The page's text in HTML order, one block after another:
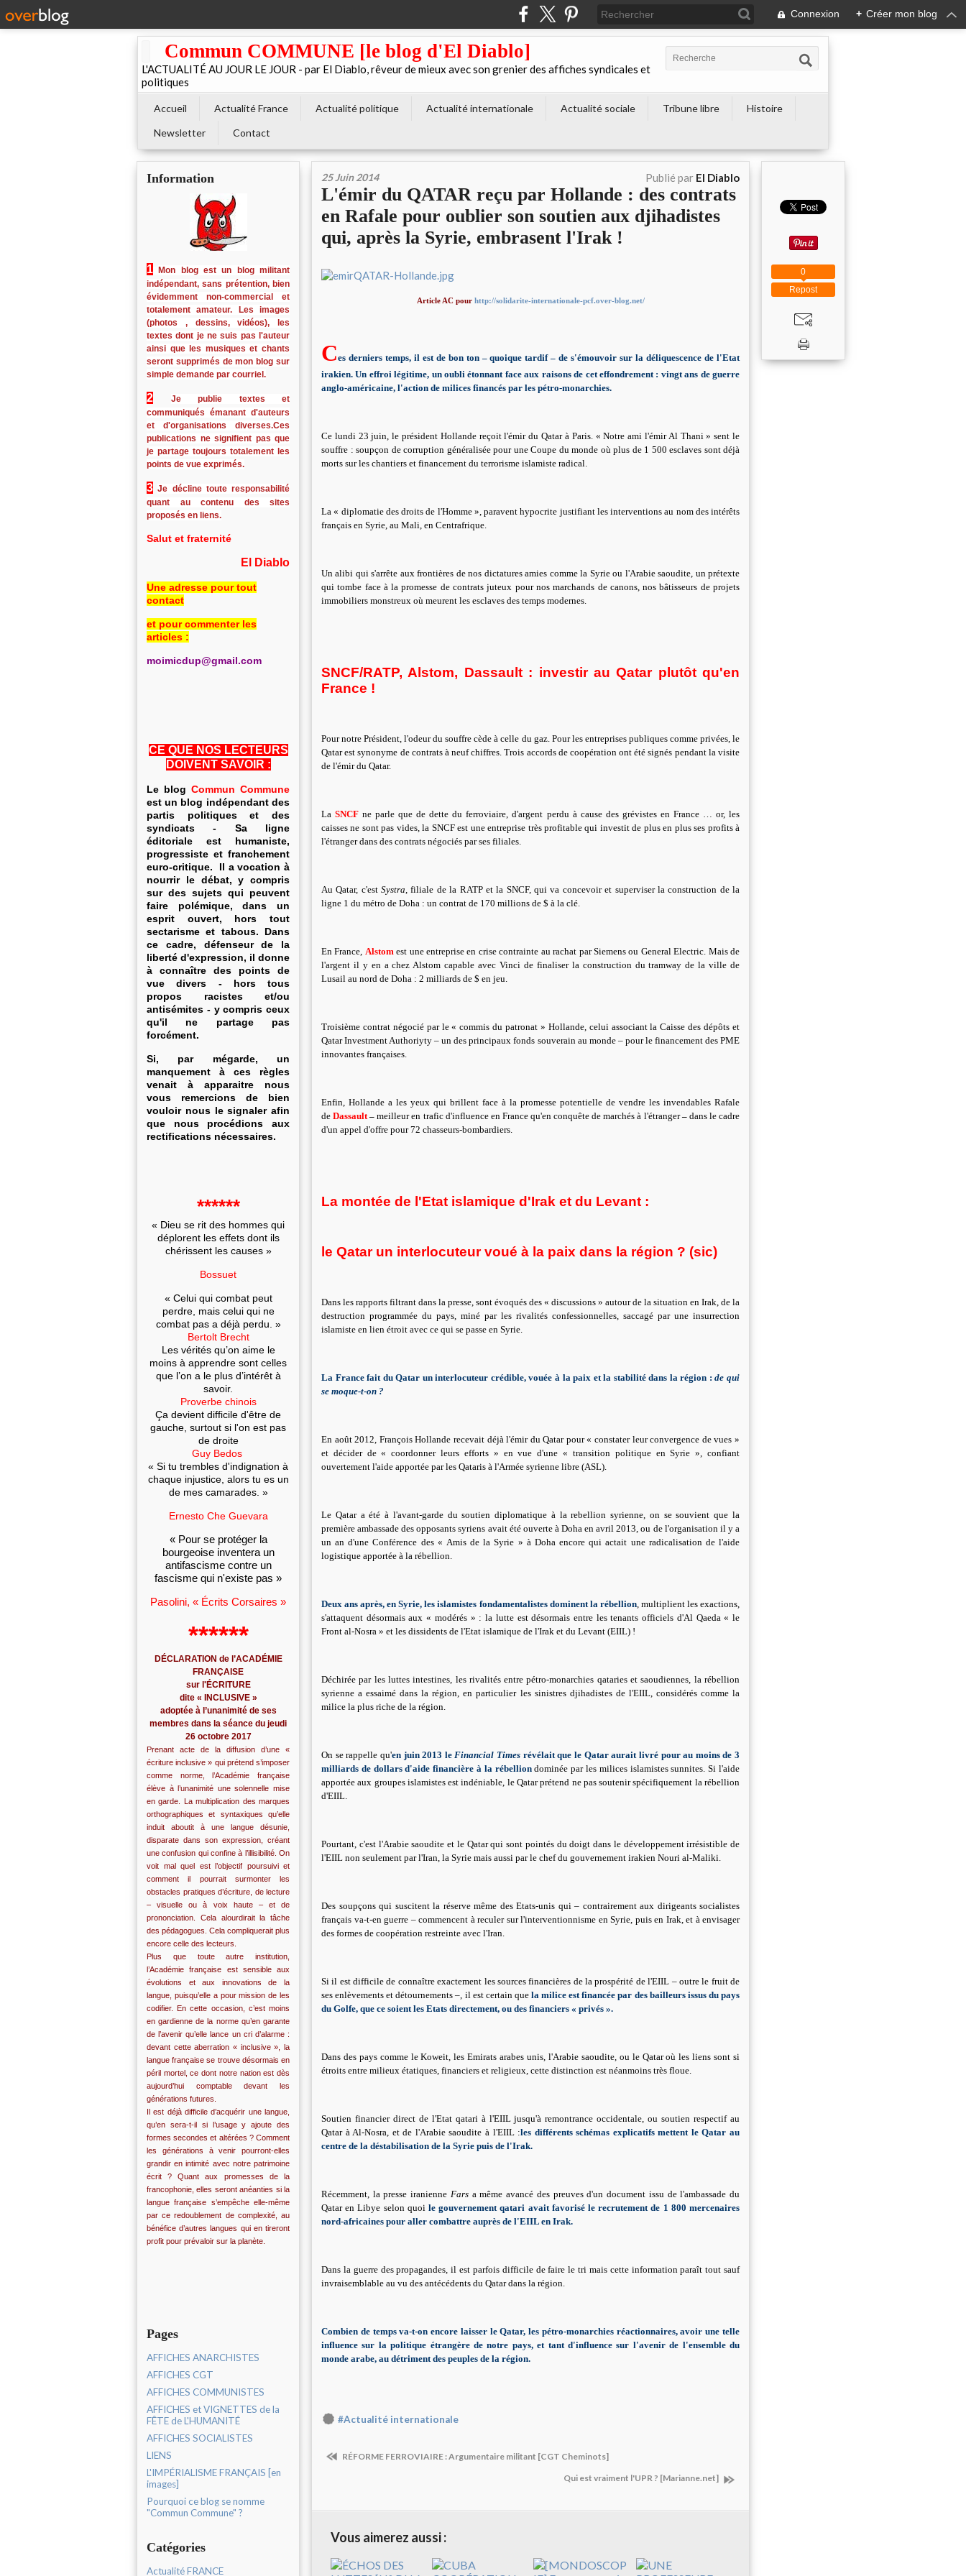
Connexion + Créer mon blog
Commun COMMUNE [le blog d'El Diablo]
L'ACTUALITÉ AU JOUR LE JOUR - par El Diablo, rêveur de mieux avec son grenier des affiches syndicales et
politiques
Accueil Actualité France Actualité politique Actualité internationale Actualité sociale Tribune libre
Histoire
Newsletter
Contact
Information
1
Mon blog est un blog militant
indépendant, sans prétention, bien
évidemment non-commercial et
totalement amateur. Les images
(photos , dessins, vidéos), les
textes dont je ne suis pas l'auteur
ainsi que les musiques et chants
seront supprimés de mon blog sur
simple demande par courriel.
2
Je publie textes et
communiqués émanant d'auteurs
et d'organisations diverses.Ces
publications ne signifient pas que
je partage toujours totalement les
points de vue exprimés.
3 Je décline toute responsabilité
quant au contenu des sites
proposés en liens.
Salut et fraternité
El Diablo
Une adresse pour tout
contact
et pour commenter les
articles :
moimicdup@gmail.com
CE QUE NOS LECTEURS
DOIVENT SAVOIR :
Le blog Commun Commune
est un blog indépendant des
partis politiques et des
syndicats - Sa ligne
éditoriale est humaniste,
progressiste et franchement
euro-critique. Il a vocation à
nourrir le débat, y compris
sur des sujets qui peuvent
faire polémique, dans un
esprit ouvert, hors tout
sectarisme et tabous. Dans
ce cadre, défenseur de la
liberté d'expression, il donne
à connaître des points de
vue divers - hors tous
propos racistes et/ou
antisémites - y compris ceux
qu'il ne partage pas
forcément.
Si, par mégarde, un
manquement à ces règles
venait à apparaitre nous
vous remercions de bien
vouloir nous le signaler afin
que nous procédions aux
rectifications nécessaires.
******
« Dieu se rit des hommes qui
déplorent les effets dont ils
chérissent les causes »
Bossuet
« Celui qui combat peut
perdre, mais celui qui ne
combat pas a déjà perdu. »
Bertolt Brecht
Les vérités qu’on aime le
moins à apprendre sont celles
que l’on a le plus d’intérêt à
savoir.
Proverbe chinois
Ça devient difficile d'être de
gauche, surtout si l'on est pas
de droite
Guy Bedos
« Si tu trembles d'indignation à
chaque injustice, alors tu es un
de mes camarades. »
Ernesto Che Guevara
« Pour se protéger la
bourgeoise inventera un
antifascisme contre un
fascisme qui n'existe pas »
Pasolini, « Écrits Corsaires »
******
DÉCLARATION de l’ACADÉMIE
FRANÇAISE
sur l'ÉCRITURE
dite « INCLUSIVE »
adoptée à l’unanimité de ses
membres dans la séance du jeudi
26 octobre 2017
Prenant acte de la diffusion d’une «
écriture inclusive » qui prétend s’imposer
comme norme, l’Académie française
élève à l’unanimité une solennelle mise
en garde. La multiplication des marques
orthographiques et syntaxiques qu’elle
induit aboutit à une langue désunie,
disparate dans son expression, créant
une confusion qui confine à l’illisibilité. On
voit mal quel est l’objectif poursuivi et
comment il pourrait surmonter les
obstacles pratiques d’écriture, de lecture
– visuelle ou à voix haute – et de
prononciation. Cela alourdirait la tâche
des pédagogues. Cela compliquerait plus
encore celle des lecteurs.
Plus que toute autre institution,
l’Académie française est sensible aux
évolutions et aux innovations de la
langue, puisqu’elle a pour mission de les
codifier. En cette occasion, c’est moins
en gardienne de la norme qu’en garante
de l’avenir qu’elle lance un cri d’alarme :
devant cette aberration « inclusive », la
langue française se trouve désormais en
péril mortel, ce dont notre nation est dès
aujourd’hui comptable devant les
générations futures.
Il est déjà difficile d’acquérir une langue,
qu’en sera-t-il si l’usage y ajoute des
formes secondes et altérées ? Comment
les générations à venir pourront-elles
grandir en intimité avec notre patrimoine
écrit ? Quant aux promesses de la
francophonie, elles seront anéanties si la
langue française s’empêche elle-même
par ce redoublement de complexité, au
bénéfice d’autres langues qui en tireront
profit pour prévaloir sur la planète.
Pages
AFFICHES ANARCHISTES
AFFICHES CGT
AFFICHES COMMUNISTES
AFFICHES et VIGNETTES de la
FÊTE de L'HUMANITÉ
AFFICHES SOCIALISTES
LIENS
L'IMPÉRIALISME FRANÇAIS [en
images]
Pourquoi ce blog se nomme
"Commun Commune" ?
Catégories
Actualité FRANCE
25 Juin 2014 Publié par El Diablo
L'émir du QATAR reçu par Hollande : des contrats
en Rafale pour oublier son soutien aux djihadistes
qui, après la Syrie, embrasent l'Irak !
Article AC pour http://solidarite-internationale-pcf.over-blog.net/
Ces derniers temps, il est de bon ton – quoique tardif – de s'émouvoir sur la déliquescence de l'Etat
irakien. Un effroi légitime, un oubli étonnant face aux raisons de cet effondrement : vingt ans de guerre
anglo-américaine, l'action de milices financés par les pétro-monarchies.
Ce lundi 23 juin, le président Hollande reçoit l'émir du Qatar à Paris. « Notre ami l'émir Al Thani » sent le
souffre : soupçon de corruption généralisée pour une Coupe du monde où plus de 1 500 esclaves sont déjà
morts sur les chantiers et financement du terrorisme islamiste radical.
La « diplomatie des droits de l'Homme », paravent hypocrite justifiant les interventions au nom des intérêts
français en Syrie, au Mali, en Centrafrique.
Un alibi qui s'arrête aux frontières de nos dictatures amies comme la Syrie ou l'Arabie saoudite, un prétexte
qui tombe face à la promesse de contrats juteux pour nos marchands de canons, nos bâtisseurs de projets
immobiliers monstreux où meurent les esclaves des temps modernes.
SNCF/RATP, Alstom, Dassault : investir au Qatar plutôt qu'en
France !
Pour notre Président, l'odeur du souffre cède à celle du gaz. Pour les entreprises publiques comme privées, le
Qatar est synonyme de contrats à neuf chiffres. Trois accords de coopération ont été signés pendant la visite
de l'émir du Qatar.
La SNCF ne parle que de dette du ferroviaire, d'argent perdu à cause des grévistes en France … or, les
caisses ne sont pas vides, la SNCF est une entreprise très profitable qui investit de plus en plus ses profits à
l'étranger dans des contrats négociés par ses filiales.
Au Qatar, c'estSystra, filiale de la RATP et la SNCF, qui va concevoir et superviser la construction de la
ligne 1 du métro de Doha : un contrat de 170 millions de $ à la clé.
En France, Alstomest une entreprise en crise contrainte au rachat par Siemens ou General Electric. Mais de
l'argent il y en a chez Alstom capable avec Vinci de finaliser la construction du tramway de la ville de
Lusail au nord de Doha : 2 milliards de $ en jeu.
Troisième contrat négocié par le « commis du patronat » Hollande, celui associant la Caisse des dépôts et
Qatar Investment Authoriyty – un des principaux fonds souverain au monde – pour le financement des PME
innovantes françaises.
Enfin, Hollande a les yeux qui brillent face à la promesse potentielle de vendre les invendables Rafale
deDassault– meilleur en trafic d'influence en France qu'en conquête de marchés à l'étranger–dans le cadre
d'un appel d'offre pour 72 chasseurs-bombardiers.
La montée de l'Etat islamique d'Irak et du Levant :
le Qatar un interlocuteur voué à la paix dans la région ? (sic)
Dans les rapports filtrant dans la presse, sont évoqués des « discussions » autour de la situation en Irak, de la
destruction programmée du pays, miné par les rivalités confessionnelles, saccagé par une insurrection
islamiste en lien étroit avec ce qui se passe en Syrie.
La France fait du Qatar un interlocuteur crédible, vouée à la paix et la stabilité dans la région :de qui
se moque-t-on ?
En août 2012, François Hollande recevait déjà l'émir du Qatar pour « constater leur convergence de vues »
et décider de « coordonner leurs efforts » en vue d'une « transition politique en Syrie », confiant
ouvertement l'aide apportée par les Qataris à l'Armée syrienne libre (ASL).
Le Qatar a été à l'avant-garde du soutien diplomatique à la rebellion syrienne, on se souvient que la
première ambassade des opposants syriens avait été ouverte à Doha en avril 2013, ou de l'organisation il y a
un an d'une Conférence des « Amis de la Syrie » à Doha encore qui actait une radicalisation de l'aide
logistique apportée à la rébellion.
Deux ans après, en Syrie, les islamistes fondamentalistes dominent la rébellion, multiplient les exactions,
s'attaquent désormais aux « modérés » : la lutte est désormais entre les tenants officiels d'Al Qaeda « le
Front al-Nosra » et les dissidents de l'Etat islamique de l'Irak et du Levant (EIIL) !
Déchirée par les luttes intestines, les rivalités entre pétro-monarchies qataries et saoudiennes, la rébellion
syrienne a essaimé dans la région, en particulier les sinistres djihadistes de l'EIIL, considérés comme la
milice la plus riche de la région.
On se rappelle qu'en juin 2013 le Financial Times révélait que le Qatar aurait livré pour au moins de 3
milliards de dollars d'aide financière à la rébelliondominée par les milices islamistes sunnites. Si l'aide
apportée aux groupes islamistes est indéniable, le Qatar prétend ne pas soutenir spécifiquement la rébellion
d'EIIL.
Pourtant, c'est l'Arabie saoudite et le Qatar qui sont pointés du doigt dans le développement irrésistible de
l'EIIL non seulement par l'Iran, la Syrie mais aussi par le chef du gouvernement irakien Nouri al-Maliki.
Des soupçons qui suscitent la réserve même des Etats-unis qui – contrairement aux dirigeants socialistes
français va-t-en guerre – commencent à reculer sur l'interventionnisme en Syrie, puis en Irak, et à envisager
des formes de coopération restreinte avec l'Iran.
Si il est difficile de connaître exactement les sources financières de la prospérité de l'EIIL – outre le fruit de
ses enlèvements et détournements –, il est certain que la milice est financée par des bailleurs issus du pays
du Golfe, que ce soient les Etats directement, ou des financiers « privés ».
Dans des pays comme le Koweit, les Emirats arabes unis, l'Arabie saoudite, ou le Qatar où les liens sont si
étroits entre milieux étatiques, financiers et religieux, cette distinction est néanmoins très floue.
Soutien financier direct de l'Etat qatari à l'EIIL jusqu'à remontrance occidentale, ou soutien respectif au
Qatar à Al-Nosra, et de l'Arabie saoudite à l'EIIL :les différents schémas explicatifs mettent le Qatar au
centre de la déstabilisation de la Syrie puis de l'Irak.
Récemment, la presse iranienne Farsa même avancé des preuves d'un document issu de l'ambassade du
Qatar en Libye selon quoi le gouvernement qatari avait favorisé le recrutement de 1 800 mercenaires
nord-africaines pour aller combattre auprès de l'EIIL en Irak.
Dans la guerre des propagandes, il est parfois difficile de faire le tri mais cette information paraît tout sauf
invraisemblable au vu des antécédents du Qatar dans la région.
Combien de temps va-t-on encore laisser le Qatar, les pétro-monarchies réactionnaires, avoir une telle
influence sur la politique étrangère de notre pays, et tant d'influence sur l'avenir de l'ensemble du
monde arabe, au détriment des peuples de la région.
#Actualité internationale
RÉFORME FERROVIAIRE : Argumentaire militant [CGT Cheminots]
Qui est vraiment l'UPR ? [Marianne.net]
Vous aimerez aussi :
Repost
0